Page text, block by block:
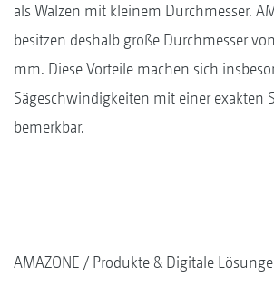
als Walzen mit kleinem Durchmesser.
besitzen deshalb große Durchmesser
mm. Diese Vorteile machen sich
Sägeschwindigkeiten mit einer exakten
bemerkbar.
AMAZONE Produkte & Digitale